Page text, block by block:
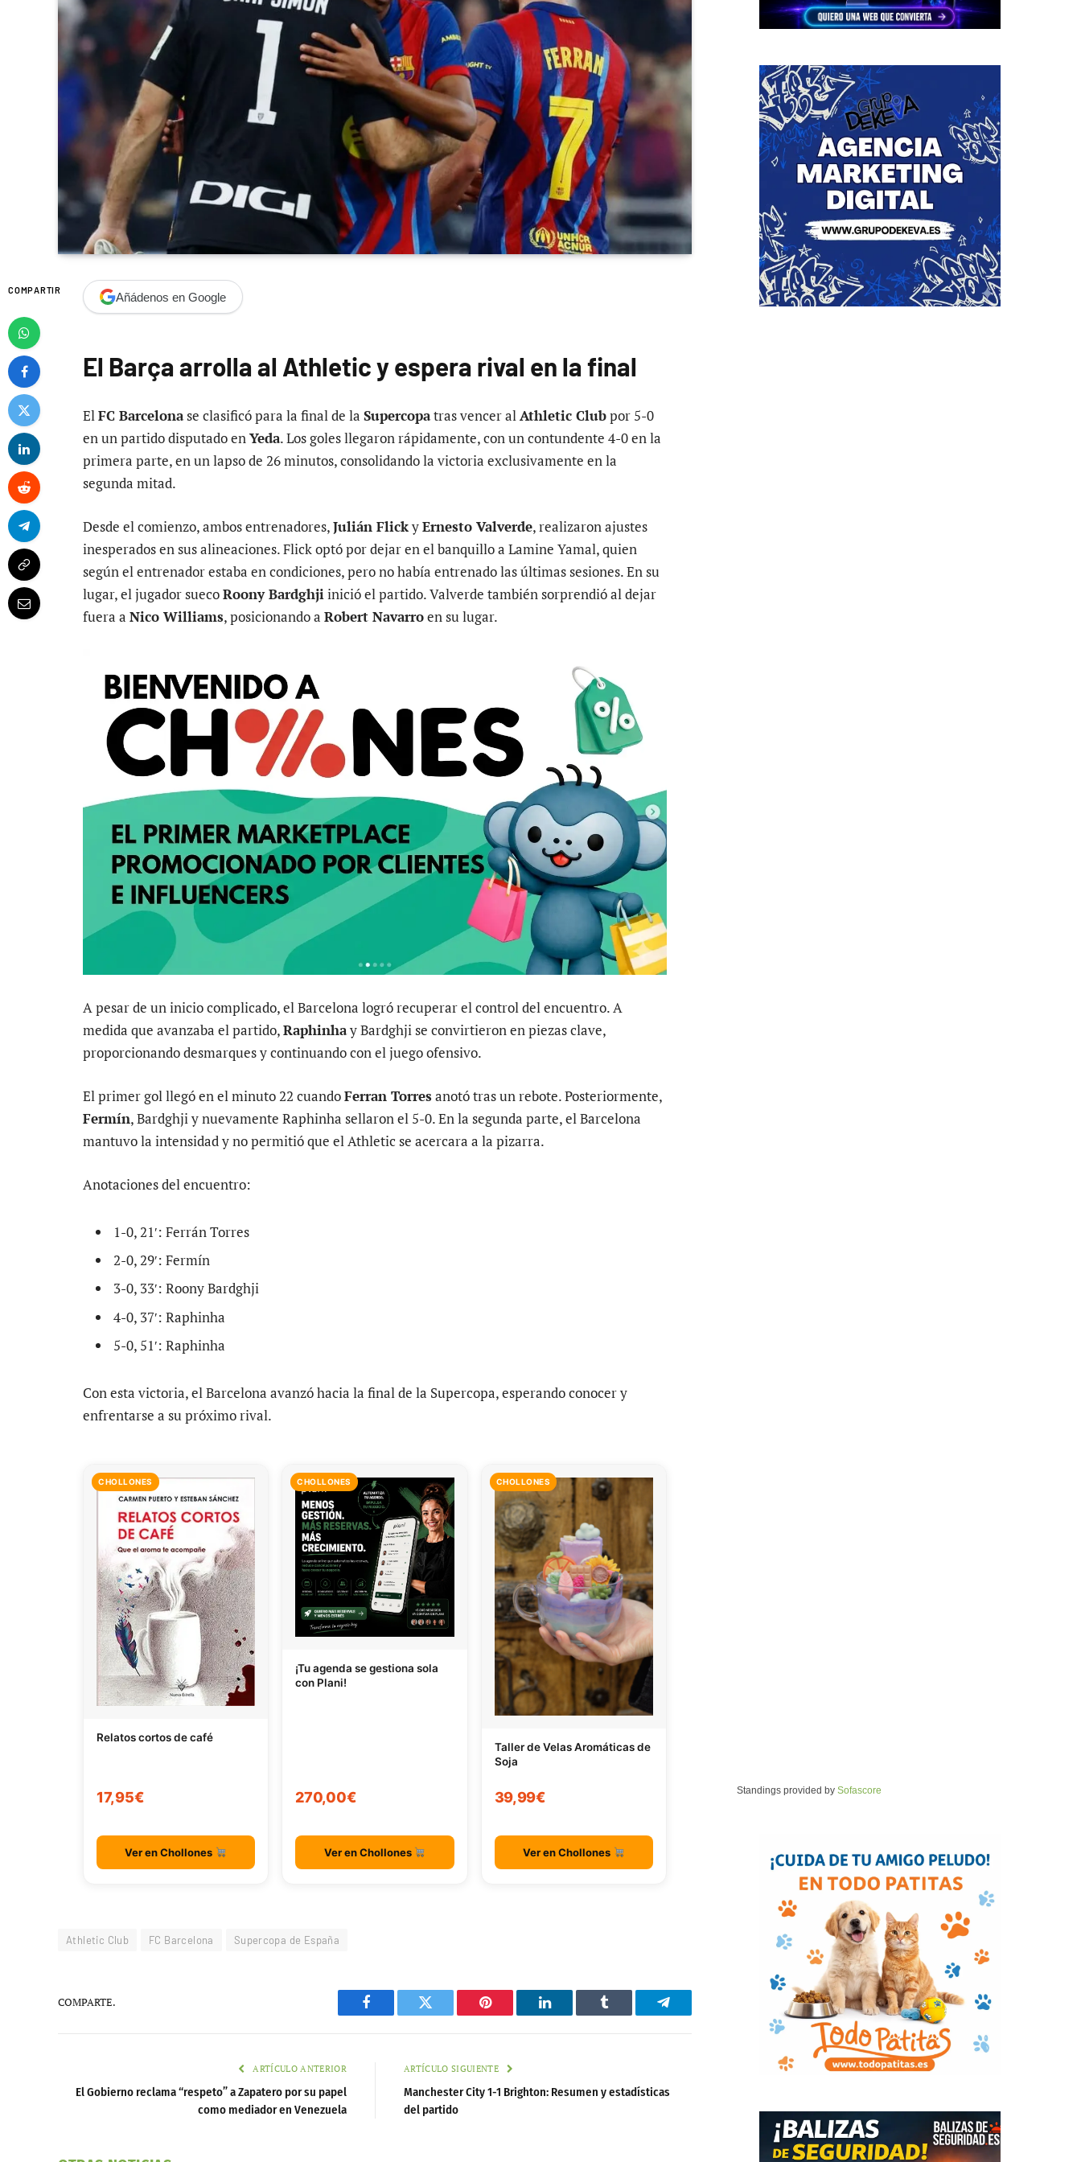
COMPARTIR Añádenos en Google
El Barça arrolla al Athletic y espera rival en la final
ElFC Barcelonase clasificó para la final de la Supercopatras vencer alAthletic Clubpor 5-0
en un partido disputado enYeda. Los goles llegaron rápidamente, con un contundente 4-0 en la
primera parte, en un lapso de 26 minutos, consolidando la victoria exclusivamente en la
segunda mitad.
Desde el comienzo, ambos entrenadores,Julián FlickyErnesto Valverde, realizaron ajustes
inesperados en sus alineaciones. Flick optó por dejar en el banquillo a Lamine Yamal, quien
según el entrenador estaba en condiciones, pero no había entrenado las últimas sesiones. En su
lugar, el jugador suecoRoony Bardghjiinició el partido. Valverde también sorprendió al dejar
fuera a Nico Williams, posicionando a Robert Navarroen su lugar.
A pesar de un inicio complicado, el Barcelona logró recuperar el control del encuentro. A
medida que avanzaba el partido,Raphinhay Bardghji se convirtieron en piezas clave,
proporcionando desmarques y continuando con el juego ofensivo.
El primer gol llegó en el minuto 22 cuandoFerran Torresanotó tras un rebote. Posteriormente,
Fermín, Bardghji y nuevamente Raphinha sellaron el 5-0. En la segunda parte, el Barcelona
mantuvo la intensidad y no permitió que el Athletic se acercara a la pizarra.
Anotaciones del encuentro:
1-0, 21′: Ferrán Torres
2-0, 29′: Fermín
3-0, 33′: Roony Bardghji
4-0, 37′: Raphinha
5-0, 51′: Raphinha
Con esta victoria, el Barcelona avanzó hacia la final de la Supercopa, esperando conocer y
enfrentarse a su próximo rival.
CHOLLONES
Relatos cortos de café
17,95€
Ver en Chollones
CHOLLONES
¡Tu agenda se gestiona sola
con Plani!
270,00€
Ver en Chollones
CHOLLONES
Taller de Velas Aromáticas de
Soja
39,99€
Ver en Chollones
Athletic Club FC Barcelona Supercopa de España
COMPARTE.
Facebook Twitter Pinterest LinkedIn Tumblr Telegram
ARTÍCULO ANTERIOR
El Gobierno reclama “respeto” a Zapatero por su papel
como mediador en Venezuela
ARTÍCULO SIGUIENTE
Manchester City 1-1 Brighton: Resumen y estadísticas
del partido
Standings provided by Sofascore